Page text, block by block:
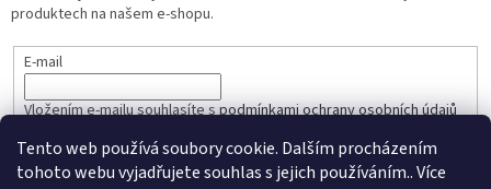
Tento web používá soubory cookie. Dalším procházením
tohoto webu vyjadřujete souhlas s jejich používáním.. Více
produktech na našem e-shopu.
E-mail
Vložením e-mailu souhlasíte spodmínkami ochrany osobních údajů
PŘIHLÁSIT SE